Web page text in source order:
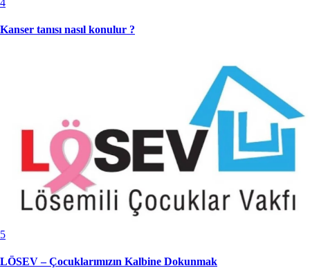
4
Kanser tanısı nasıl konulur ?
5
LÖSEV – Çocuklarımızın Kalbine Dokunmak